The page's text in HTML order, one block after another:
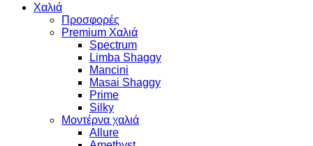
Χαλιά
Προσφορές
Premium Χαλιά
Spectrum
Limba Shaggy
Mancini
Masai Shaggy
Prime
Silky
Μοντέρνα χαλιά
Allure